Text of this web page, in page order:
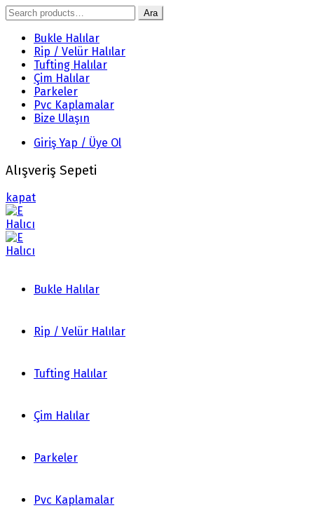
Search
for:
Ara
Bukle Halılar
Rip / Velür Halılar
Tufting Halılar
Çim Halılar
Parkeler
Pvc Kaplamalar
Bize Ulaşın
Giriş Yap / Üye Ol
Alışveriş Sepeti
kapat
Bukle Halılar
Rip / Velür Halılar
Tufting Halılar
Çim Halılar
Parkeler
Pvc Kaplamalar